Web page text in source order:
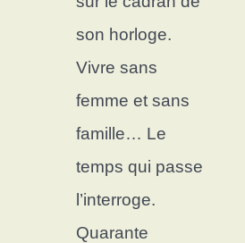
son horloge.
Vivre sans
femme et sans
famille… Le
temps qui passe
l’interroge.
Quarante